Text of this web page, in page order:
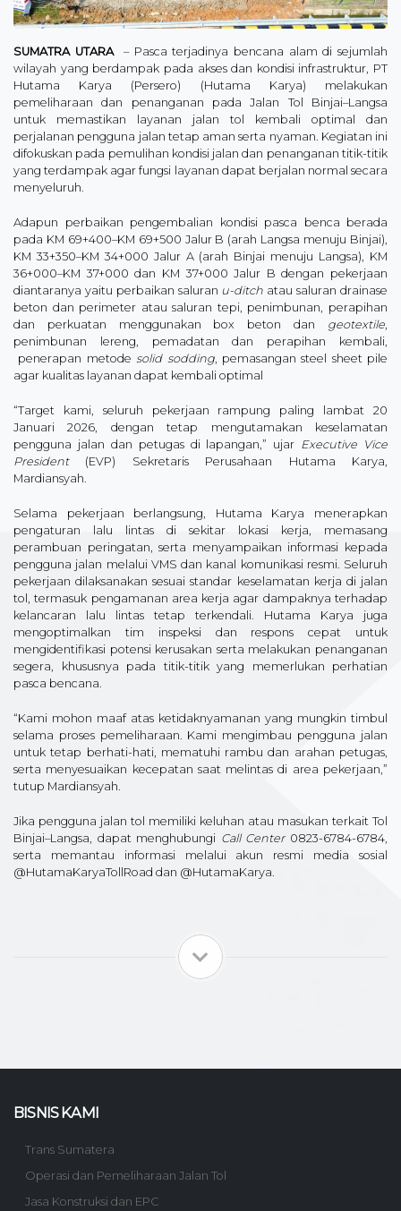
SUMATRA UTARA– Pasca terjadinya bencana alam di sejumlah
wilayah yang berdampak pada akses dan kondisi infrastruktur, PT
Hutama Karya (Persero) (Hutama Karya) melakukan
pemeliharaan dan penanganan pada Jalan Tol Binjai–Langsa
untuk memastikan layanan jalan tol kembali optimal dan
perjalanan pengguna jalan tetap aman serta nyaman. Kegiatan ini
difokuskan pada pemulihan kondisi jalan dan penanganan titik-titik
yang terdampak agar fungsi layanan dapat berjalan normal secara
menyeluruh.
Adapun perbaikan pengembalian kondisi pasca benca berada
pada KM 69+400–KM 69+500 Jalur B (arah Langsa menuju Binjai),
KM 33+350–KM 34+000 Jalur A (arah Binjai menuju Langsa), KM
36+000–KM 37+000 dan KM 37+000 Jalur B dengan pekerjaan
diantaranya yaitu perbaikan saluran u-ditch atau saluran drainase
beton dan perimeter atau saluran tepi, penimbunan, perapihan
dan perkuatan menggunakan box beton dan geotextile,
penimbunan lereng, pemadatan dan perapihan kembali,
penerapan metodesolid sodding, pemasangan steel sheet pile
agar kualitas layanan dapat kembali optimal
“Target kami, seluruh pekerjaan rampung paling lambat 20
Januari 2026, dengan tetap mengutamakan keselamatan
pengguna jalan dan petugas di lapangan,” ujar Executive Vice
President (EVP) Sekretaris Perusahaan Hutama Karya,
Mardiansyah.
Selama pekerjaan berlangsung, Hutama Karya menerapkan
pengaturan lalu lintas di sekitar lokasi kerja, memasang
perambuan peringatan, serta menyampaikan informasi kepada
pengguna jalan melalui VMS dan kanal komunikasi resmi. Seluruh
pekerjaan dilaksanakan sesuai standar keselamatan kerja di jalan
tol, termasuk pengamanan area kerja agar dampaknya terhadap
kelancaran lalu lintas tetap terkendali. Hutama Karya juga
mengoptimalkan tim inspeksi dan respons cepat untuk
mengidentifikasi potensi kerusakan serta melakukan penanganan
segera, khususnya pada titik-titik yang memerlukan perhatian
pasca bencana.
“Kami mohon maaf atas ketidaknyamanan yang mungkin timbul
selama proses pemeliharaan. Kami mengimbau pengguna jalan
untuk tetap berhati-hati, mematuhi rambu dan arahan petugas,
serta menyesuaikan kecepatan saat melintas di area pekerjaan,”
tutup Mardiansyah.
Jika pengguna jalan tol memiliki keluhan atau masukan terkait Tol
Binjai–Langsa, dapat menghubungi Call Center0823-6784-6784,
serta memantau informasi melalui akun resmi media sosial
@HutamaKaryaTollRoad dan @HutamaKarya.
BISNIS KAMI
Trans Sumatera
Operasi dan Pemeliharaan Jalan Tol
Jasa Konstruksi dan EPC